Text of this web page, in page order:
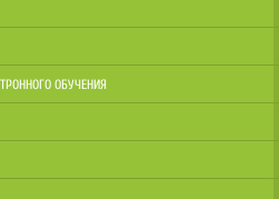
ОБУЧЕНИЯ